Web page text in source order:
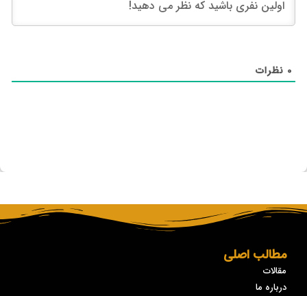
0 نظرات
مطالب اصلی
مقالات
درباره ما